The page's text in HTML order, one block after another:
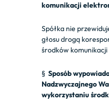
komunikacji
Spółka nie
głosu drogą
środków
§Sposób
Nadzwyczajnego
wykorzystaniu